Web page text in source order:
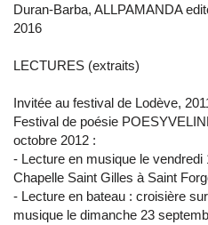
Duran-Barba, ALLPAMANDA
2016
LECTURES (extraits)
Invitée au festival de Lodève,
Festival de poésie
octobre 2012 :
- Lecture en musique le
Chapelle Saint Gilles à Saint
- Lecture en bateau : croisière
musique le dimanche 23